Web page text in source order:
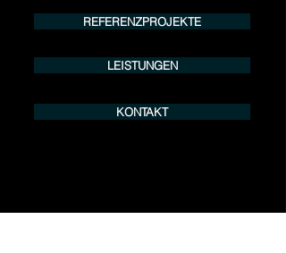
REFERENZPROJEKTE
LEISTUNGEN
KONTAKT